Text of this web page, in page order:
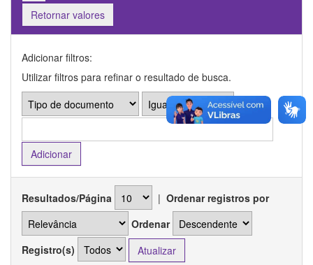
Retornar valores
Adicionar filtros:
Utilizar filtros para refinar o resultado de busca.
Resultados/Página | Ordenar registros por
Ordenar
Registro(s)